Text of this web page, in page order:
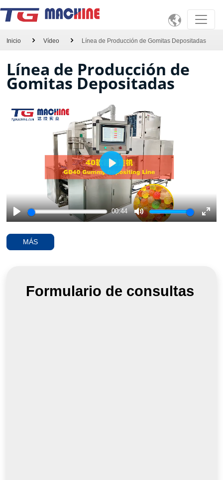

Inicio Vídeo Línea de Producción de Gomitas Depositadas
Línea de Producción de
Gomitas Depositadas
Play
00:44
Mute
Play
MÁS
Formulario de consultas